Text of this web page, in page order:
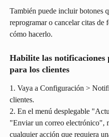
También puede incluir botones
reprogramar o cancelar citas de
cómo hacerlo.
Habilite las notificaciones
para los clientes
1. Vaya a Configuración >
clientes.
2. En el menú desplegable
"Enviar un correo electrónico",
cualquier acción que requiera